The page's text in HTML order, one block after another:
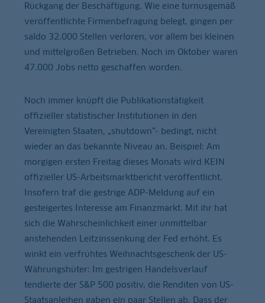
Rückgang der Beschäftigung. Wie eine turnusgemäß
veröffentlichte Firmenbefragung belegt, gingen per
saldo 32.000 Stellen verloren, vor allem bei kleinen
und mittelgroßen Betrieben. Noch im Oktober waren
47.000 Jobs netto geschaffen worden.
Noch immer knüpft die Publikationstätigkeit
offizieller statistischer Institutionen in den
Vereinigten Staaten, „shutdown“- bedingt, nicht
wieder an das bekannte Niveau an. Beispiel: Am
morgigen ersten Freitag dieses Monats wird KEIN
offizieller US-Arbeitsmarktbericht veröffentlicht.
Insofern traf die gestrige ADP-Meldung auf ein
gesteigertes Interesse am Finanzmarkt. Mit ihr hat
sich die Wahrscheinlichkeit einer unmittelbar
anstehenden Leitzinssenkung der Fed erhöht. Es
winkt ein verfrühtes Weihnachtsgeschenk der US-
Währungshüter: Im gestrigen Handelsverlauf
tendierte der S&P 500 positiv, die Renditen von US-
Staatsanleihen gaben ein paar Stellen ab. Dass der